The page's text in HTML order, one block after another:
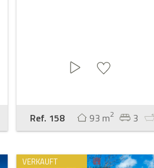
Ref. 158 93 m2 3
VERKAUFT